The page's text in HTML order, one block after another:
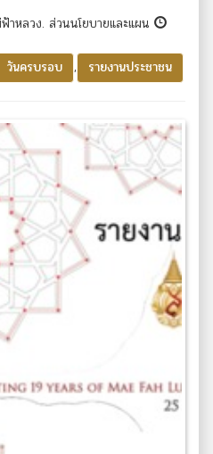
าหลวง. ส่วนนโยบายและแผน
วันครบรอบ , รายงานประชาชน